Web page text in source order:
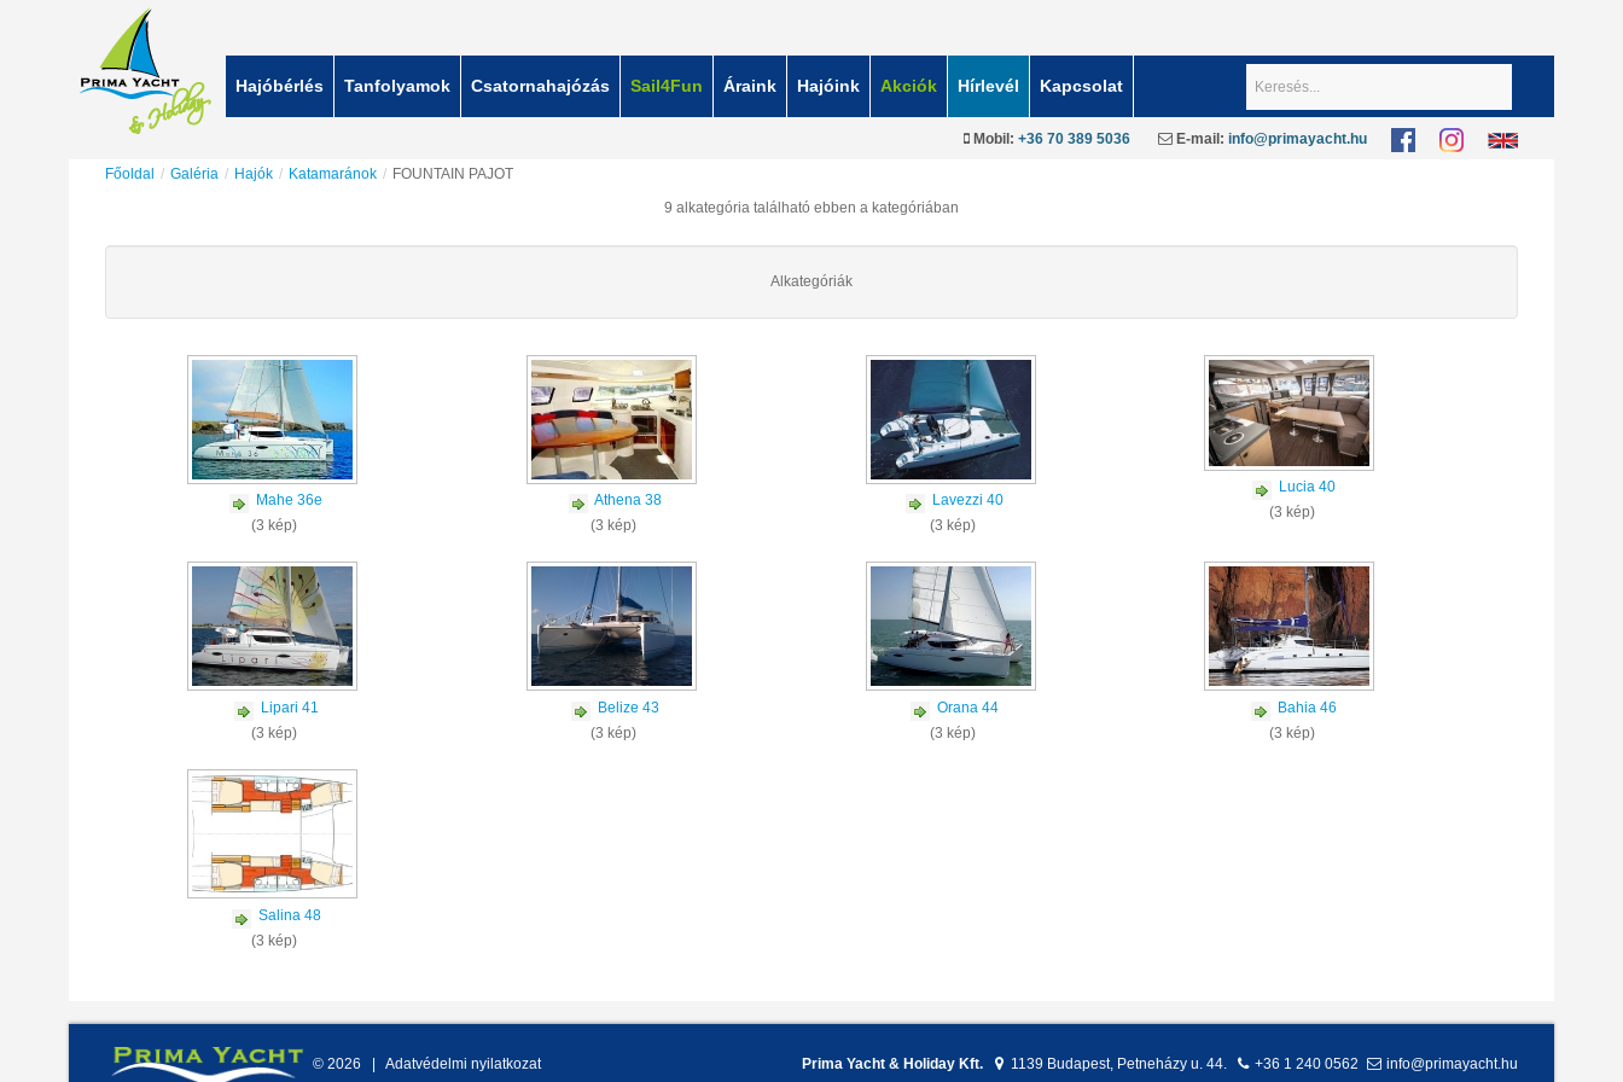
Mobil: +36 70 389 5036 E-mail: info@primayacht.hu
Hajóbérlés Tanfolyamok Csatornahajózás Sail4Fun Áraink Hajóink Akciók Hírlevél Kapcsolat
Keresés...
Főoldal / Galéria / Hajók / Katamaránok / FOUNTAIN PAJOT
9 alkategória található ebben a kategóriában
Alkategóriák
Mahe 36e
(3 kép)
Athena 38
(3 kép)
Lavezzi 40
(3 kép)
Lucia 40
(3 kép)
Lipari 41
(3 kép)
Belize 43
(3 kép)
Orana 44
(3 kép)
Bahia 46
(3 kép)
Salina 48
(3 kép)
© 2026 Adatvédelmi nyilatkozat Prima Yacht & Holiday Kft. 1139 Budapest, Petneházy u. 44. +36 1 240 0562 info@primayacht.hu